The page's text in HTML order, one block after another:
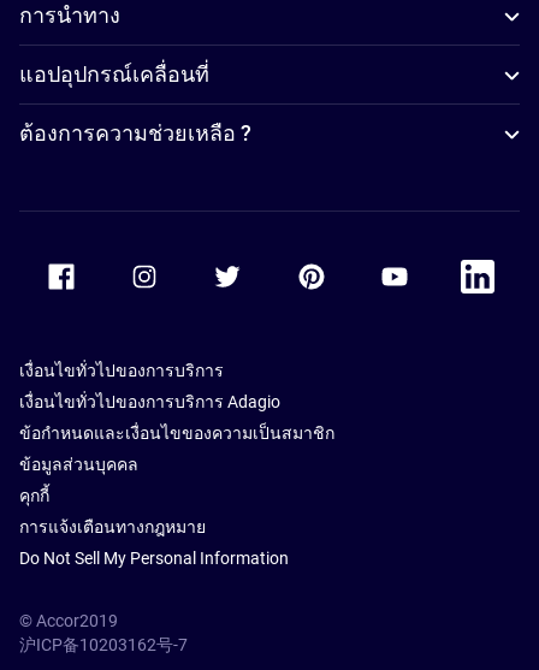
การนำทาง
แอปอุปกรณ์เคลื่อนที่
ต้องการความช่วยเหลือ ?
Accor Facebook Accor TwitterAccor PinterestAccor Youtube
Accor
เงื่อนไขทั่วไปของการบริการ
เงื่อนไขทั่วไปของการบริการ Adagio
ข้อกำหนดและเงื่อนไขของความเป็นสมาชิก
ข้อมูลส่วนบุคคล
คุกกี้
การแจ้งเตือนทางกฎหมาย
Do Not Sell My Personal Information
© Accor2019
沪ICP备10203162号-7